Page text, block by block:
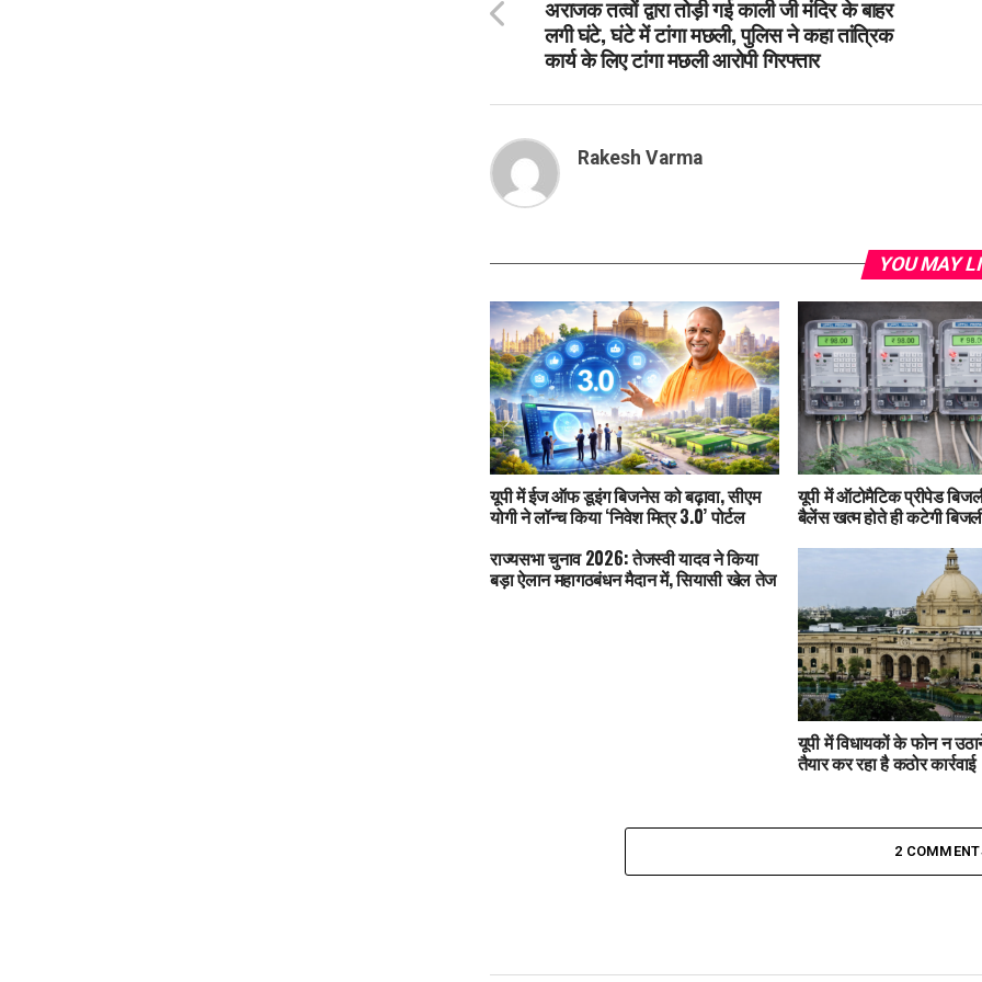
अराजक तत्वों द्वारा तोड़ी गई काली जी मंदिर के बाहर
लगी घंटे, घंटे में टांगा मछली, पुलिस ने कहा तांत्रिक
कार्य के लिए टांगा मछली आरोपी गिरफ्तार
Rakesh Varma
YOU MAY
यूपी में ईज ऑफ डूइंग बिजनेस को बढ़ावा, सीएम
योगी ने लॉन्च किया ‘निवेश मित्र 3.0’ पोर्टल
यूपी में ऑटोमैटिक प्रीपेड
बैलेंस खत्म होते ही कटेगी
राज्यसभा चुनाव 2026: तेजस्वी यादव ने किया
बड़ा ऐलान महागठबंधन मैदान में, सियासी खेल तेज
यूपी में विधायकों के फोन न
तैयार कर रहा है कठोर कार्रवाई
2